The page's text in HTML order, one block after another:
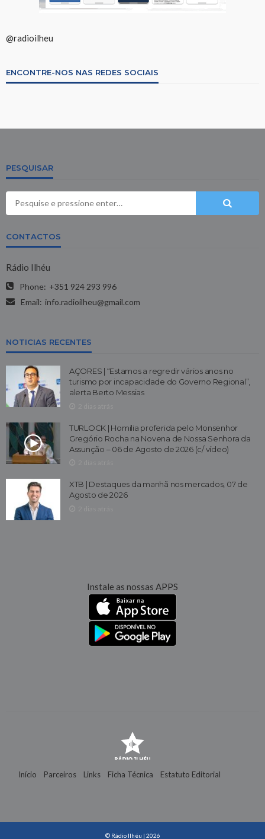
@radioilheu
ENCONTRE-NOS NAS REDES SOCIAIS
PESQUISAR
CONTACTOS
Rádio Ilhéu
Phone: +351 924 293 996
Email: info.radioilheu@gmail.com
NOTICIAS RECENTES
AÇORES | “Estamos a regredir vários anos no
turismo por incapacidade do Governo Regional”,
alerta Berto Messias
TURLOCK | Homilia proferida pelo Monsenhor
Gregório Rocha na Novena de Nossa Senhora da
Assunção – 06 de Agosto de 2026 (c/ vídeo)
XTB | Destaques da manhã nos mercados, 07 de
Agosto de 2026
Instale as nossas APPS
Início Parceiros Links Ficha Técnica Estatuto Editorial
© Rádio Ilhéu | 2026